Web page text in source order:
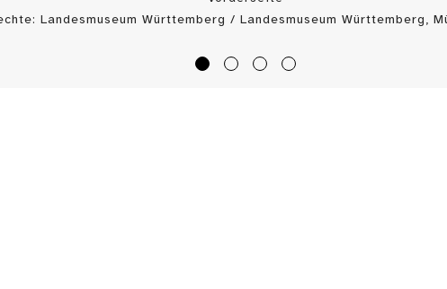
Landesmuseum Württemberg / Landesmuseum Württemberg,